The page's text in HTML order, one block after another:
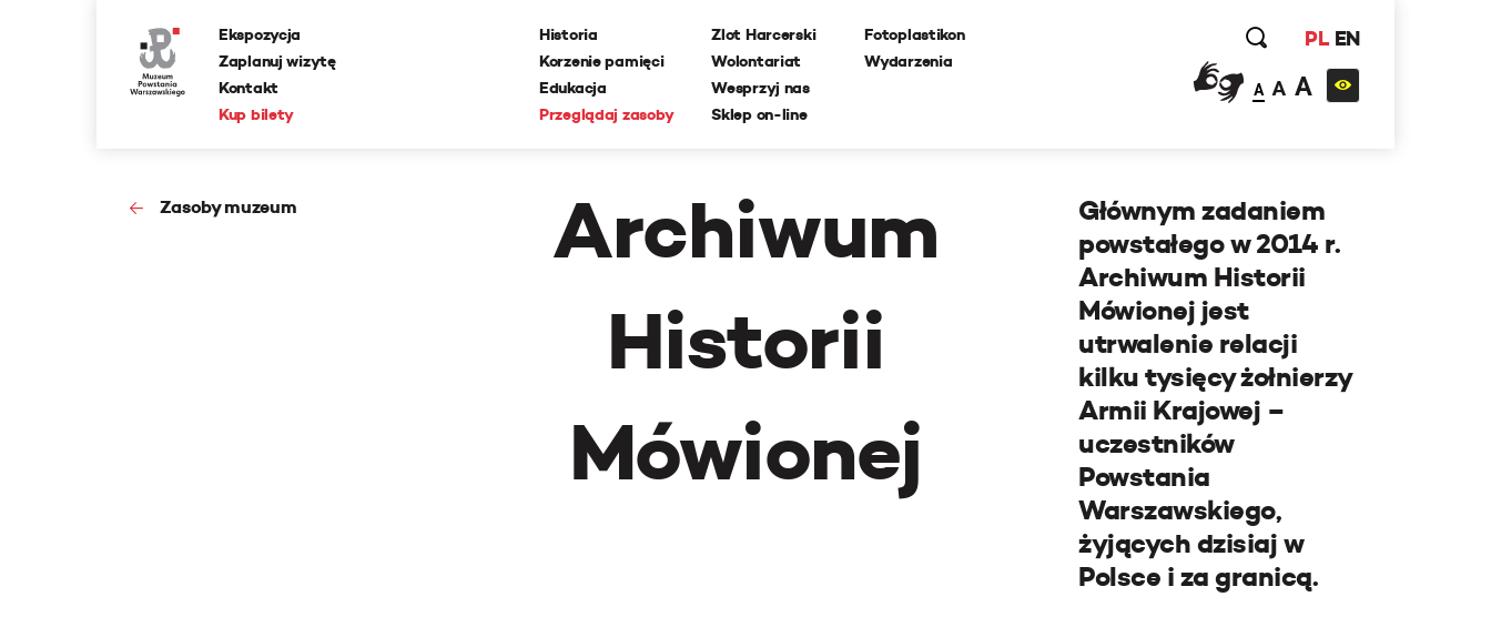
Ekspozycja
Zaplanuj wizytę
Kontakt
Kup bilety
Historia
Korzenie pamięci
Edukacja
Przeglądaj zasoby
Zlot Harcerski
Wolontariat
Wesprzyj nas
Sklep on-line
Fotoplastikon
Wydarzenia
PL EN
A A A
Zasoby muzeum
Archiwum
Historii
Mówionej
Głównym zadaniem
powstałego w 2014 r.
Archiwum Historii
Mówionej jest
utrwalenie relacji
kilku tysięcy żołnierzy
Armii Krajowej –
uczestników
Powstania
Warszawskiego,
żyjących dzisiaj w
Polsce i za granicą.